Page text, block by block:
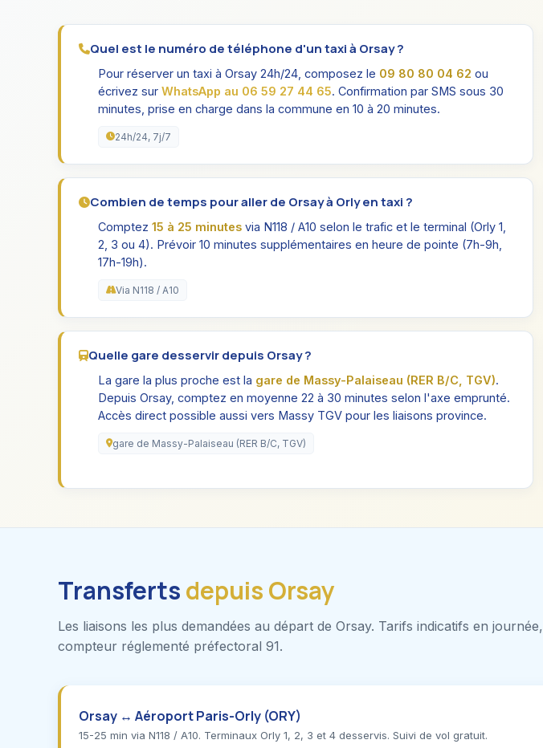
Quel est le numéro de téléphone d'un taxi à Orsay ?
Pour réserver un taxi à Orsay 24h/24, composez le 09 80 80 04 62 ou
écrivez sur WhatsApp au 06 59 27 44 65. Confirmation par SMS sous 30
minutes, prise en charge dans la commune en 10 à 20 minutes.
24h/24, 7j/7
Combien de temps pour aller de Orsay à Orly en taxi ?
Comptez 15 à 25 minutes via N118 / A10 selon le trafic et le terminal (Orly 1,
2, 3 ou 4). Prévoir 10 minutes supplémentaires en heure de pointe (7h-9h,
17h-19h).
Via N118 / A10
Quelle gare desservir depuis Orsay ?
La gare la plus proche est la gare de Massy-Palaiseau (RER B/C, TGV).
Depuis Orsay, comptez en moyenne 22 à 30 minutes selon l'axe emprunté.
Accès direct possible aussi vers Massy TGV pour les liaisons province.
gare de Massy-Palaiseau (RER B/C, TGV)
Transfertsdepuis Orsay
Les liaisons les plus demandées au départ de Orsay. Tarifs indicatifs en journée,
compteur réglementé préfectoral 91.
Orsay ↔ Aéroport Paris-Orly (ORY)
15-25 min via N118 / A10. Terminaux Orly 1, 2, 3 et 4 desservis. Suivi de vol gratuit.